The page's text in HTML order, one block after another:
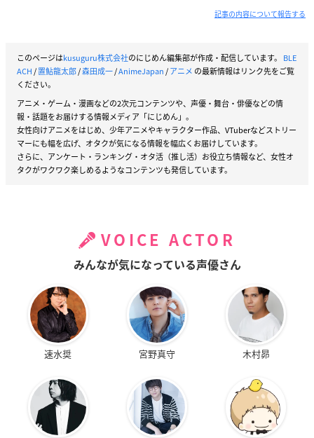
記事の内容について報告する
このページはkusuguru株式会社のにじめん編集部が作成・配信しています。 BLE
ACH/置鮎龍太郎/森田成一/AnimeJapan/アニメ の最新情報はリンク先をご覧
ください。
アニメ・ゲーム・漫画などの2次元コンテンツや、声優・舞台・俳優などの情
報・話題をお届けする情報メディア「にじめん」。
女性向けアニメをはじめ、少年アニメやキャラクター作品、VTuberなどストリー
マーにも幅を広げ、オタクが気になる情報を幅広くお届けしています。
さらに、アンケート・ランキング・オタ活（推し活）お役立ち情報など、女性オ
タクがワクワク楽しめるようなコンテンツも発信しています。
VOICE ACTOR
みんなが気になっている声優さん
速水奨 宮野真守 木村昴